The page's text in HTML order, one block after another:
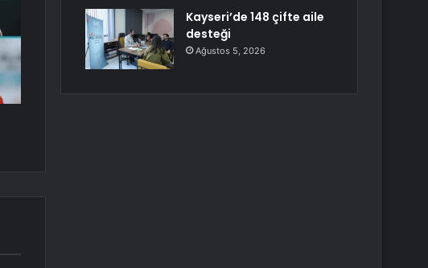
Kayseri’de 148 çifte aile
desteği
Ağustos 5, 2026